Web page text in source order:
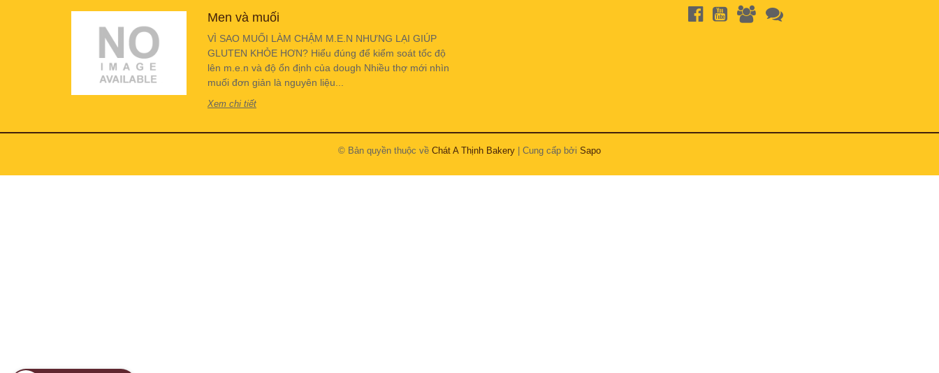
Men và muối
VÌ SAO MUỐI LÀM CHẬM M.E.N NHƯNG LẠI GIÚP
GLUTEN KHỎE HƠN? Hiểu đúng để kiểm soát tốc độ
lên m.e.n và độ ổn định của dough Nhiều thợ mới nhìn
muối đơn giản là nguyên liệu...
Xem chi tiết
© Bản quyền thuộc về Chát A Thịnh Bakery | Cung cấp bởi Sapo